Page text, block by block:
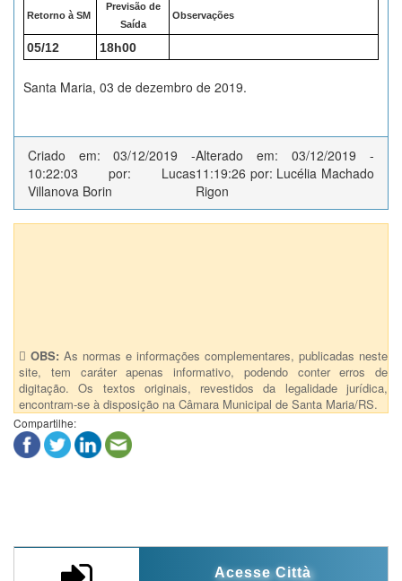
Retorno à SM
Previsão de
Saída
Observações
05/12 18h00
Santa Maria, 03 de dezembro de 2019.
Criado em: 03/12/2019 -
10:22:03 por: Lucas
Villanova Borin
Alterado em: 03/12/2019 -
11:19:26 por: Lucélia Machado
Rigon
OBS: As normas e informações complementares, publicadas neste
site, tem caráter apenas informativo, podendo conter erros de
digitação. Os textos originais, revestidos da legalidade jurídica,
encontram-se à disposição na Câmara Municipal de Santa Maria/RS.
Compartilhe:
Acesse Città